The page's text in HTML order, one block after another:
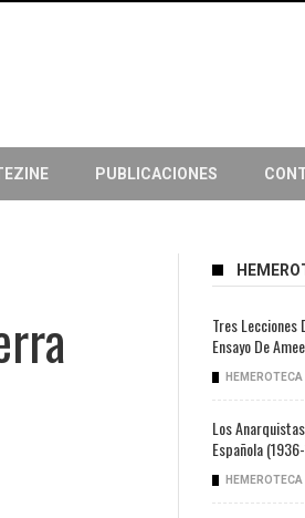
PUBLICACIONES
Tres Lecciones
Ensayo De
HEMEROTECA
Los
Española
HEMEROTECA